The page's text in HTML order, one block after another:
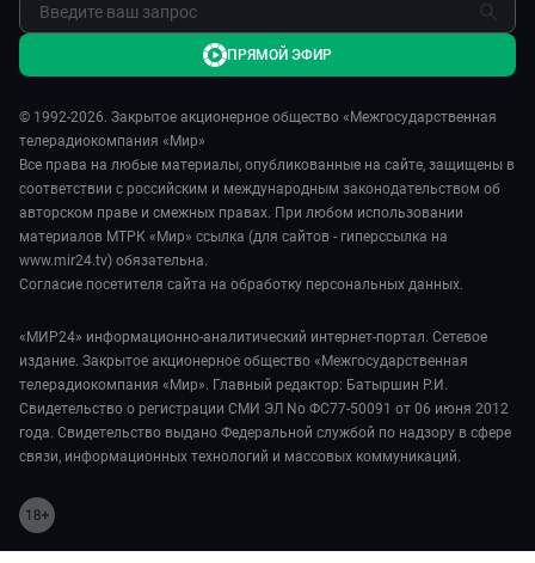
© 1992-2026. Закрытое акционерное общество «Межгосударственная
телерадиокомпания «Мир»
Все права на любые материалы, опубликованные на сайте, защищены в
соответствии с российским и международным законодательством об
авторском праве и смежных правах. При любом использовании
материалов МТРК «Мир» ссылка (для сайтов - гиперссылка на
www.mir24.tv) обязательна.
Согласие посетителя сайта на обработку персональных данных.
«МИР24» информационно-аналитический интернет-портал. Сетевое
издание. Закрытое акционерное общество «Межгосударственная
телерадиокомпания «Мир». Главный редактор: Батыршин Р.И.
Свидетельство о регистрации СМИ ЭЛ No ФС77-50091 от 06 июня 2012
года. Свидетельство выдано Федеральной службой по надзору в сфере
связи, информационных технологий и массовых коммуникаций.
ПРЯМОЙ ЭФИР